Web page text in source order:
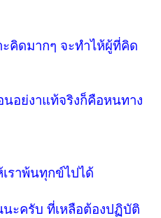
ใช่มั้ยครับ
ะคิดมากๆ จะทำไห้ผู้ที่คิด
อย่งาแท้จริงก็คือหนทาง
เราพ้นทุกข์ไปได้
ะครับ ที่เหลือต้องปฏิบัติ